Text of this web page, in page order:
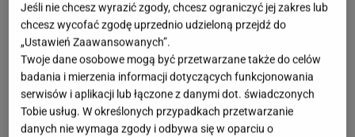
chcemy powiedzieć o tym daniu coś więcej, to
zacznijmy od jednego słowa - smak. Pleskawica to
zdecydowaniecoś więcej niż kotlet z rusztu. Swój
smak zawdzięcza połączeniu mięs, w oryginale są to
wołowina i baranina. Nie może zabraknąć także
przyprawi cebuli. Jednak zanim położysz
Jeśli nie chcesz wyrazić zgody, chcesz ograniczyć jej zakres lub
chcesz wycofać zgodę uprzednio udzieloną przejdź do
„Ustawień Zaawansowanych”.
Twoje dane osobowe mogą być przetwarzane także do celów
badania i mierzenia informacji dotyczących funkcjonowania
serwisów i aplikacji lub łączone z danymi dot. świadczonych
Tobie usług. W określonych przypadkach przetwarzanie
danych nie wymaga zgody i odbywa się w oparciu o